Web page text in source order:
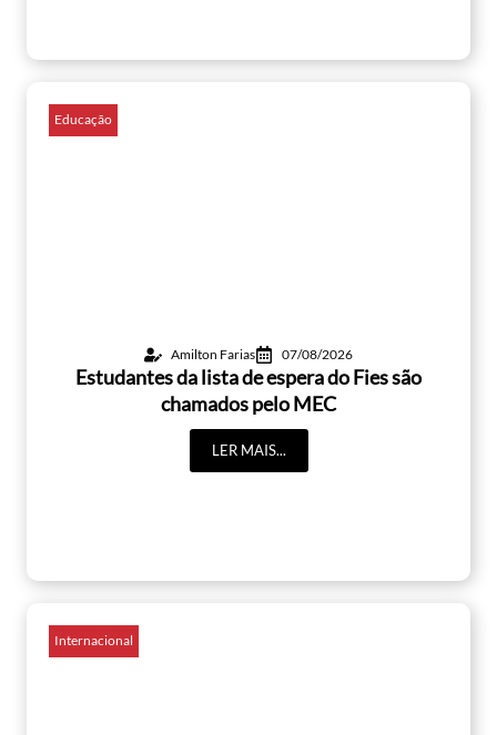
Educação
Amilton Farias 07/08/2026
Estudantes da lista de espera do Fies são
chamados pelo MEC
LER MAIS...
Internacional